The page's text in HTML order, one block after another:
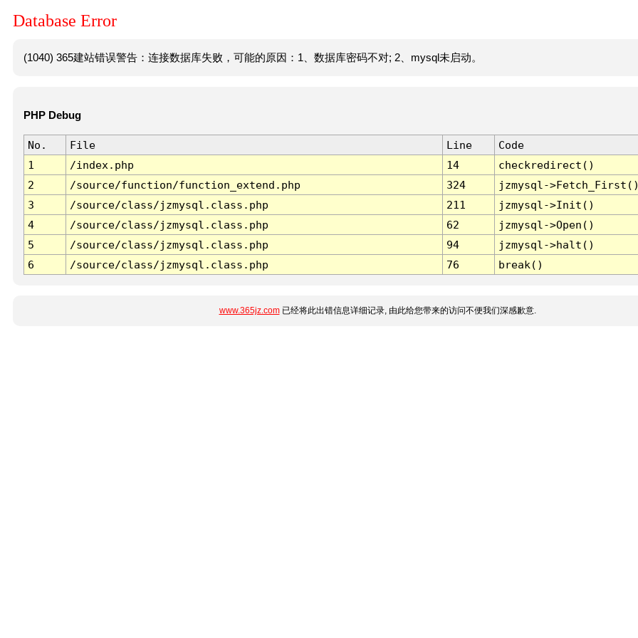
Database Error
(1040) 365建站错误警告：连接数据库失败，可能的原因：1、数据库密码不对; 2、mysql未启动。
PHP Debug
No. File Line
Code
1
/index.php 14
checkredirect()
2
/source/function/function_extend.php 324
jzmysql-
3
/source/class/jzmysql.class.php 211
jzmysql->Init()
4
/source/class/jzmysql.class.php 62
jzmysql->Open()
5
/source/class/jzmysql.class.php 94
jzmysql->halt()
6
/source/class/jzmysql.class.php 76 break()
www.365jz.com已经将此出错信息详细记录, 由此给您带来的访问不便我们深感歉意.